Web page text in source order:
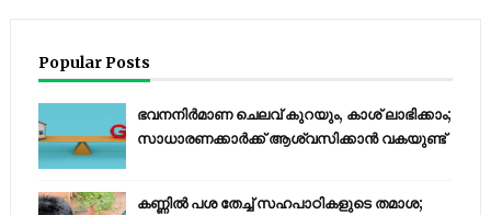
Popular Posts
ഭവനനിർമാണ ചെലവ് കുറയും, കാശ് ലാഭിക്കാം;
സാധാരണക്കാർക്ക് ആശ്വസിക്കാൻ വകയുണ്ട്
കണ്ണിൽ പശ തേച്ച് സഹപാഠികളുടെ തമാശ;